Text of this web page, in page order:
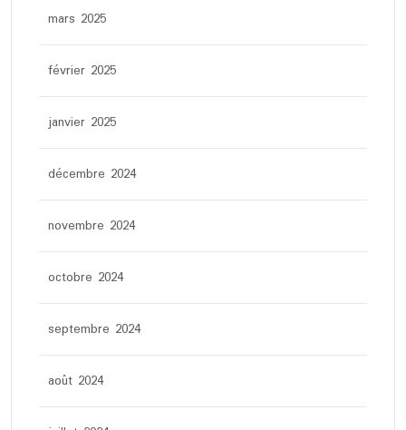
mars 2025
février 2025
janvier 2025
décembre 2024
novembre 2024
octobre 2024
septembre 2024
août 2024